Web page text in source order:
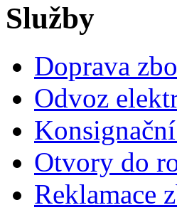
Služby
Doprava
Odvoz
Otvory do
Reklamace